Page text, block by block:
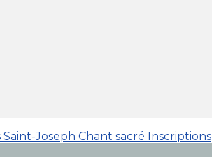
Saint-Joseph Chant sacré Inscriptions